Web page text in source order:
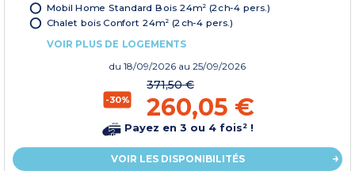
Mobil Home Standard Bois 24m² (2ch-4 pers.)
Chalet bois Confort 24m² (2ch-4 pers.)
VOIR PLUS DE LOGEMENTS
du 18/09/2026 au 25/09/2026
-30%
371,50 €
260,05 €
Payez en 3 ou 4 fois² !
VOIR LES DISPONIBILITÉS